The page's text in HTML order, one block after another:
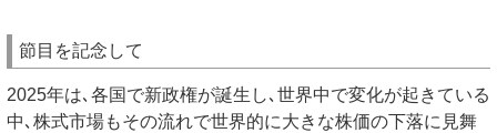
節目を記念して
2025年は､各国で新政権が誕生し､世界中で変化が起きている
中､株式市場もその流れで世界的に大きな株価の下落に見舞